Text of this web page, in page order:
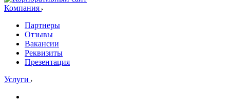
Компания
Партнеры
Отзывы
Вакансии
Реквизиты
Презентация
Услуги